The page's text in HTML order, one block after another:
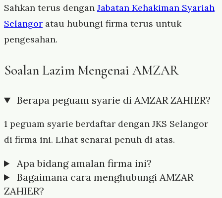
Sahkan terus dengan Jabatan Kehakiman Syariah
Selangor atau hubungi firma terus untuk
pengesahan.
Soalan Lazim Mengenai AMZAR
Berapa peguam syarie di AMZAR ZAHIER?
1 peguam syarie berdaftar dengan JKS Selangor
di firma ini. Lihat senarai penuh di atas.
Apa bidang amalan firma ini?
Bagaimana cara menghubungi AMZAR
ZAHIER?